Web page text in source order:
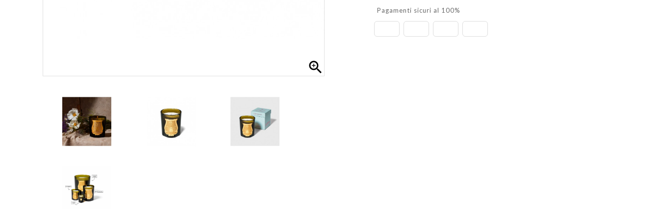

Pagamenti sicuri al 100%